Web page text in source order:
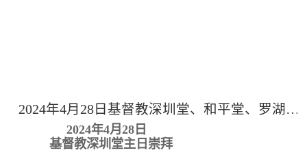
2024年4月28日基督教深圳堂、和平堂、罗湖堂主日崇拜
2024年4月28日
基督教深圳堂主日崇拜